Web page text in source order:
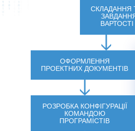
СКЛАДАННЯ
ОФОРМЛЕННЯ
ПРОЕКТНИХ ДОКУМЕНТІВ
РОЗРОБКА КОНФІГУРАЦІЇ
КОМАНДОЮ
ПРОГРАМІСТІВ